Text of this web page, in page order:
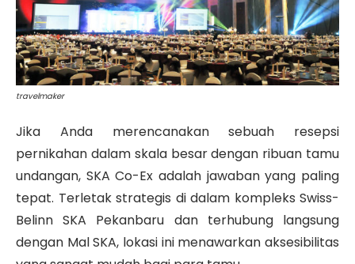
travelmaker
Jika Anda merencanakan sebuah resepsi
pernikahan dalam skala besar dengan ribuan tamu
undangan, SKA Co-Ex adalah jawaban yang paling
tepat. Terletak strategis di dalam kompleks Swiss-
Belinn SKA Pekanbaru dan terhubung langsung
dengan Mal SKA, lokasi ini menawarkan aksesibilitas